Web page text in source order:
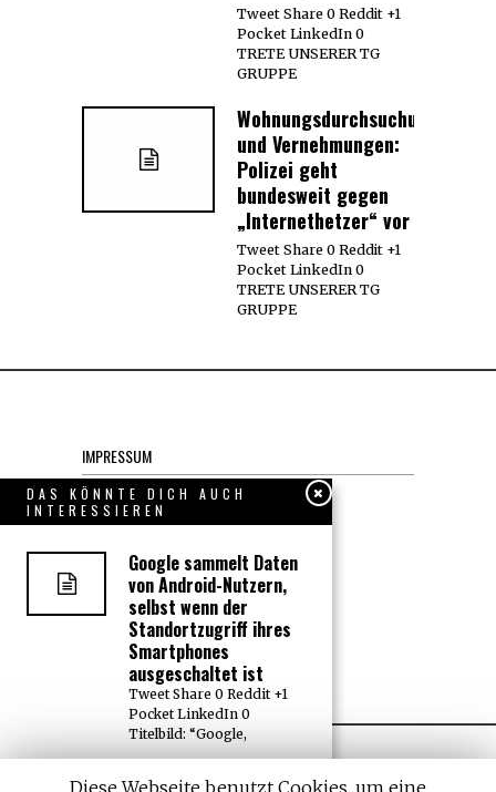
Tweet Share 0 Reddit +1
Pocket LinkedIn 0
TRETE UNSERER TG
GRUPPE
Wohnungsdurchsuchungen
und Vernehmungen:
Polizei geht
bundesweit gegen
„Internethetzer“ vor
Tweet Share 0 Reddit +1
Pocket LinkedIn 0
TRETE UNSERER TG
GRUPPE
IMPRESSUM
Datenschutzerklärung
KONTAKT
Über uns, den “Wächter”
DAS KÖNNTE DICH AUCH
INTERESSIEREN
Google sammelt Daten
von Android-Nutzern,
selbst wenn der
Standortzugriff ihres
Smartphones
ausgeschaltet ist
Tweet Share 0 Reddit +1
Pocket LinkedIn 0
Titelbild: “Google,
Mainstream-Medien